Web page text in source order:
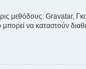
μεθόδους: Gravatar,
να καταστούν